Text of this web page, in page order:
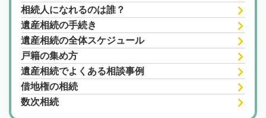
相続人になれるのは誰？
遺産相続の手続き
遺産相続の全体スケジュール
戸籍の集め方
遺産相続でよくある相談事例
借地権の相続
数次相続